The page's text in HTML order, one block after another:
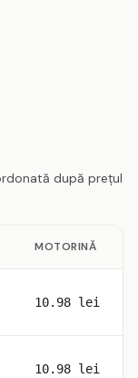
după prețul
MOTORINĂ
10.98 lei
10.98 lei